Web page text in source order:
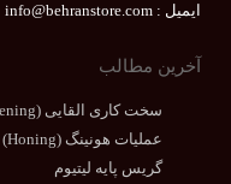
ایمیل : info@behranstore.com
آخرین مطالب
سخت کاری القایی (induction hardening)
عملیات هونینگ (Honing)
گریس پایه لیتیوم